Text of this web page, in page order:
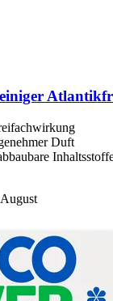
Duft